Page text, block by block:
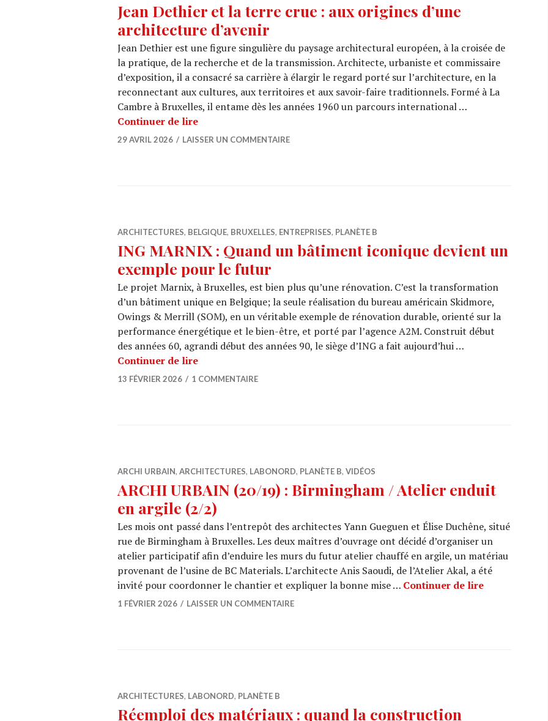
Jean Dethier et la terre crue : aux origines d’une
architecture d’avenir
Jean Dethier est une figure singulière du paysage architectural européen, à la croisée de
la pratique, de la recherche et de la transmission. Architecte, urbaniste et commissaire
d’exposition, il a consacré sa carrière à élargir le regard porté sur l’architecture, en la
reconnectant aux cultures, aux territoires et aux savoir-faire traditionnels. Formé à La
Cambre à Bruxelles, il entame dès les années 1960 un parcours international …
Continuer de lireJean Dethier et la terre crue : aux origines d’une architecture d’avenir
29 AVRIL 2026 LAISSER UN COMMENTAIRE
ARCHITECTURES, BELGIQUE, BRUXELLES, ENTREPRISES, PLANÈTE B
ING MARNIX : Quand un bâtiment iconique devient un
exemple pour le futur
Le projet Marnix, à Bruxelles, est bien plus qu’une rénovation. C’est la transformation
d’un bâtiment unique en Belgique; la seule réalisation du bureau américain Skidmore,
Owings & Merrill (SOM), en un véritable exemple de rénovation durable, orienté sur la
performance énergétique et le bien-être, et porté par l’agence A2M. Construit début
des années 60, agrandi début des années 90, le siège d’ING a fait aujourd’hui …
Continuer de lireING MARNIX : Quand un bâtiment iconique devient un exemple pour le
13 FÉVRIER 2026 1 COMMENTAIRE
ARCHI URBAIN, ARCHITECTURES, LABONORD, PLANÈTE B, VIDÉOS
ARCHI URBAIN (20/19) : Birmingham / Atelier enduit
en argile (2/2)
Les mois ont passé dans l’entrepôt des architectes Yann Gueguen et Élise Duchêne, situé
rue de Birmingham à Bruxelles. Les deux maîtres d’ouvrage ont décidé d’organiser un
atelier participatif afin d’enduire les murs du futur atelier chauffé en argile, un matériau
provenant de l’usine de BC Materials. L’architecte Anis Saoudi, de l’Atelier Akal, a été
invité pour coordonner le chantier et expliquer la bonne mise … Continuer de lireARCHI
1 FÉVRIER 2026 LAISSER UN COMMENTAIRE
ARCHITECTURES, LABONORD, PLANÈTE B
Réemploi des matériaux : quand la construction